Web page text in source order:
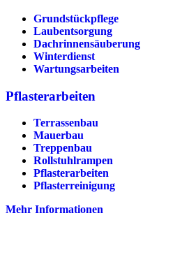
Grundstückpflege
Laubentsorgung
Dachrinnen­säuberung
Winterdienst
Wartungsarbeiten
Pflasterarbeiten
Terrassenbau
Mauerbau
Treppenbau
Rollstuhlrampen
Pflasterarbeiten
Pflasterreinigung
Mehr Informationen